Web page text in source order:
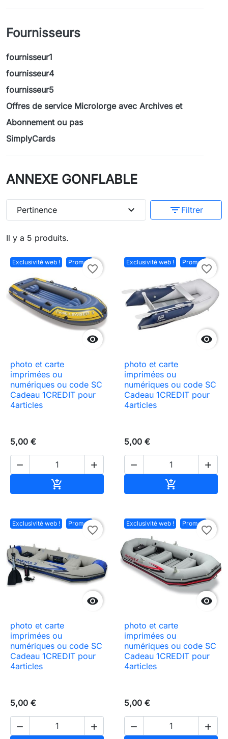
Fournisseurs
fournisseur1
fournisseur4
fournisseur5
Offres de service Microlorge avec Archives et
Abonnement ou pas
SimplyCards
ANNEXE GONFLABLE
Il y a 5 produits.
Pertinence expand_more filter_list Filtrer
Exclusivité web ! Promo !

favorite_border
photo et carte
imprimées ou
numériques ou code SC
Cadeau 1CREDIT pour
4articles
5,00 €
 

Exclusivité web ! Promo !

favorite_border
photo et carte
imprimées ou
numériques ou code SC
Cadeau 1CREDIT pour
4articles
5,00 €
 

Exclusivité web ! Promo !

favorite_border
photo et carte
imprimées ou
numériques ou code SC
Cadeau 1CREDIT pour
4articles
5,00 €
 
Exclusivité web ! Promo !

favorite_border
photo et carte
imprimées ou
numériques ou code SC
Cadeau 1CREDIT pour
4articles
5,00 €
 